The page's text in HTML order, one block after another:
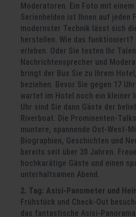
Moderatoren. Ein Foto mit einem
Serienhelden ist Ihnen auf jeden
modernster Technik lässt sich
herstellen. Wie das funktioniert?
erleben. Oder Sie testen Ihr
Nachrichtensprecher und
bringt der Bus Sie zu Ihrem
beziehen. Bevor Sie gegen 17
wartet im Hotel noch ein kleiner
Uhr sind Sie dann Gäste der
Riverboat. Die Prominenten-
muntere, spannende Ost-West-
Biographien, Geschichten und
bereits seit über 30 Jahren.
hochkarätige Gäste und einen
unterhaltsamen Abend.
2. Tag: Asisi-Panometer und
Frühstück und Check-Out
das fantastische Asisi-